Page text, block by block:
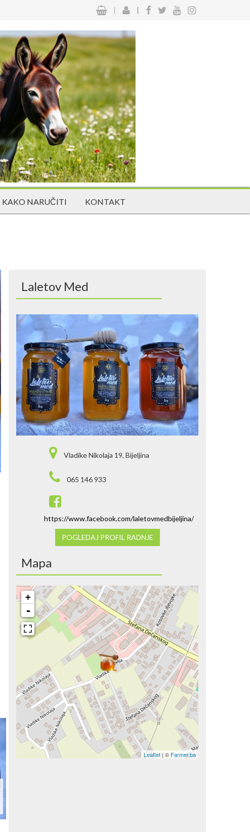
| |
KAKO NARUČITI KONTAKT
Laletov Med
Vladike Nikolaja 19, Bijeljina
065 146 933
https://www.facebook.com/laletovmedbijeljina/
POGLEDAJ PROFIL RADNJE
Mapa
+
-
Leaflet | © Farmer.ba